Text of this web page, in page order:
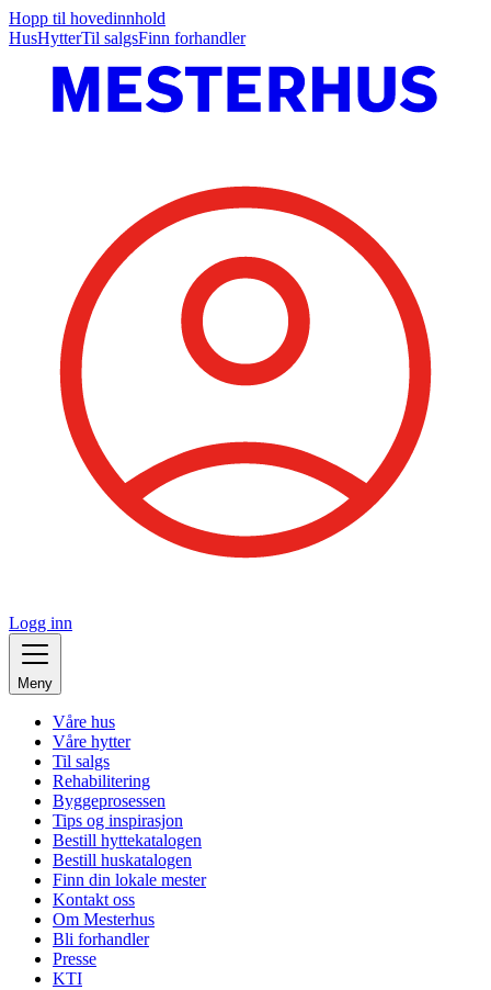
Hopp til hovedinnhold
HusHytterTil salgsFinn forhandler
Logg inn
Meny
Våre hus
Våre hytter
Til salgs
Rehabilitering
Byggeprosessen
Tips og inspirasjon
Bestill hyttekatalogen
Bestill huskatalogen
Finn din lokale mester
Kontakt oss
Om Mesterhus
Bli forhandler
Presse
KTI